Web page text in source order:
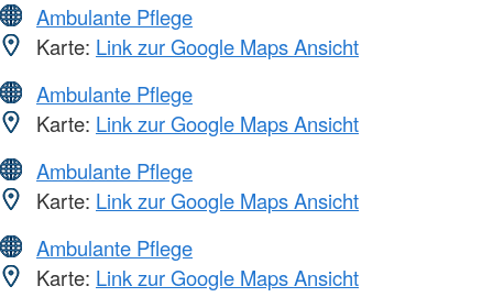
Ambulante Pflege
Karte: Link zur Google Maps Ansicht
Ambulante Pflege
Karte: Link zur Google Maps Ansicht
Ambulante Pflege
Karte: Link zur Google Maps Ansicht
Ambulante Pflege
Karte: Link zur Google Maps Ansicht